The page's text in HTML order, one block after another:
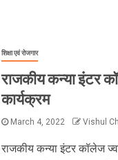
शिक्षा एवं रोजगार
राजकीय कन्या इंटर
कार्यक्रम
March 4, 2022 Vishul
राजकीय कन्या इंटर कॉलेज